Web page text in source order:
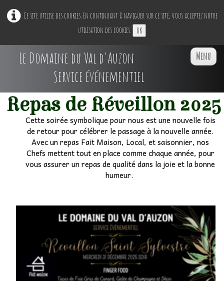
Ce site utilise des cookies. En continuant à naviguer sur ce site, vous acceptez notre
utilisation des cookies. OK
Le Domaine du Val d'Auzon
Service événementiel
Menu
Accueil
Restaurant Ephémère▼
Nos Espaces ▼
Associatif▼
Repas de Réveillon 2025
Cette soirée symbolique pour nous est une nouvelle fois
de retour pour célébrer le passage à la nouvelle année.
Avec un repas Fait Maison, Local, et saisonnier, nos
Chefs mettent tout en place comme chaque année, pour
vous assurer un repas de qualité dans la joie et la bonne
humeur.